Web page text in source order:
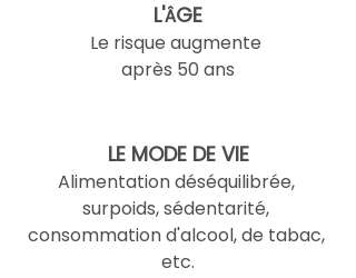
L'ÂGE
Le risque augmente
après 50 ans
LE MODE DE VIE
Alimentation déséquilibrée,
surpoids, sédentarité,
consommation d'alcool, de tabac,
etc.